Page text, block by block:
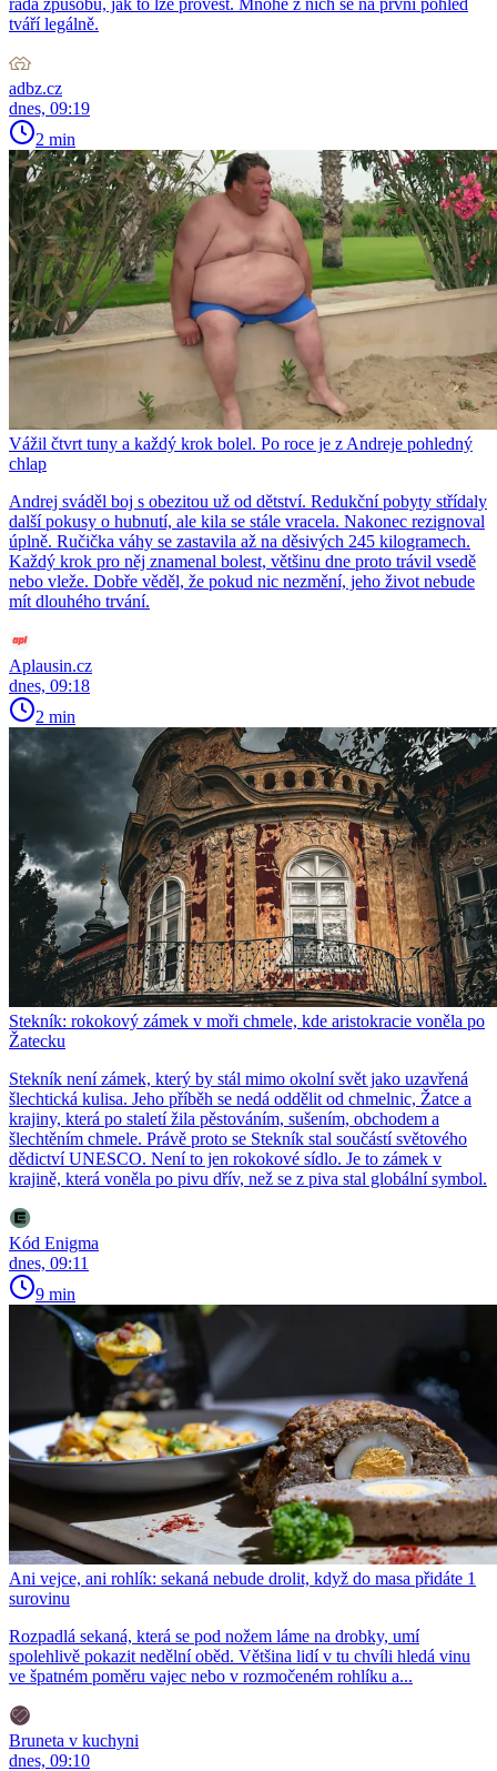
řada způsobů, jak to lze provést. Mnohé z nich se na první pohled
tváří legálně.
adbz.cz
dnes, 09:19
2 min
Vážil čtvrt tuny a každý krok bolel. Po roce je z Andreje pohledný
chlap
Andrej sváděl boj s obezitou už od dětství. Redukční pobyty střídaly
další pokusy o hubnutí, ale kila se stále vracela. Nakonec rezignoval
úplně. Ručička váhy se zastavila až na děsivých 245 kilogramech.
Každý krok pro něj znamenal bolest, většinu dne proto trávil vsedě
nebo vleže. Dobře věděl, že pokud nic nezmění, jeho život nebude
mít dlouhého trvání.
Aplausin.cz
dnes, 09:18
2 min
Stekník: rokokový zámek v moři chmele, kde aristokracie voněla po
Žatecku
Stekník není zámek, který by stál mimo okolní svět jako uzavřená
šlechtická kulisa. Jeho příběh se nedá oddělit od chmelnic, Žatce a
krajiny, která po staletí žila pěstováním, sušením, obchodem a
šlechtěním chmele. Právě proto se Stekník stal součástí světového
dědictví UNESCO. Není to jen rokokové sídlo. Je to zámek v
krajině, která voněla po pivu dřív, než se z piva stal globální symbol.
Kód Enigma
dnes, 09:11
9 min
Ani vejce, ani rohlík: sekaná nebude drolit, když do masa přidáte 1
surovinu
Rozpadlá sekaná, která se pod nožem láme na drobky, umí
spolehlivě pokazit nedělní oběd. Většina lidí v tu chvíli hledá vinu
ve špatném poměru vajec nebo v rozmočeném rohlíku a...
Bruneta v kuchyni
dnes, 09:10